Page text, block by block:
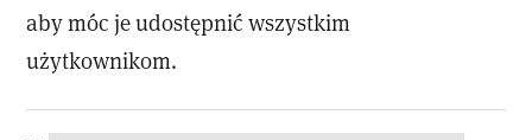
aby móc je udostępnić wszystkim
użytkownikom.